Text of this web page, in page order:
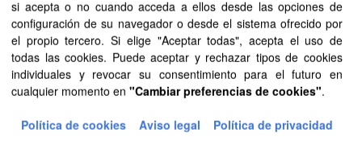
1 conjunto de datos encontrado
Grupos: Sector público
Organizaciones:
si acepta o no cuando acceda a ellos desde las opciones de
configuración de su navegador o desde el sistema ofrecido por
el propio tercero. Si elige "Aceptar todas", acepta el uso de
todas las cookies. Puede aceptar y rechazar tipos de cookies
individuales y revocar su consentimiento para el futuro en
cualquier momento en "Cambiar preferencias de cookies".
Política de cookies Aviso legal Política de privacidad